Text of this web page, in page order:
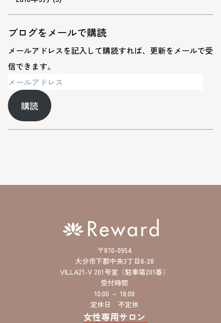
ブログをメールで購読
メールアドレスを記入して購読すれば、更新をメールで受
信できます。
メ
ー
ル
ア
購読
〒870-0954
大分市下郡中央3丁目8-28
VILLA21-V 201号室（駐車場201番）
受付時間
10:00 ～ 18:00
定休日 不定休
女性専用サロン